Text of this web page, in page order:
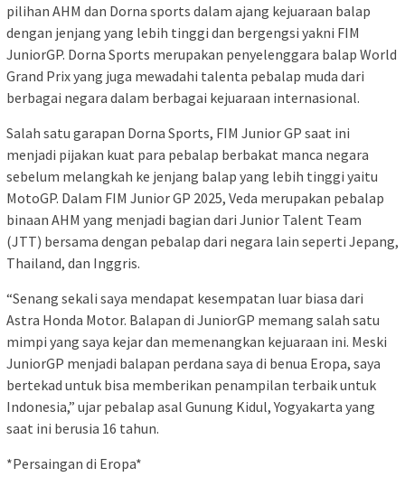
pilihan AHM dan Dorna sports dalam ajang kejuaraan balap
dengan jenjang yang lebih tinggi dan bergengsi yakni FIM
JuniorGP. Dorna Sports merupakan penyelenggara balap World
Grand Prix yang juga mewadahi talenta pebalap muda dari
berbagai negara dalam berbagai kejuaraan internasional.
Salah satu garapan Dorna Sports, FIM Junior GP saat ini
menjadi pijakan kuat para pebalap berbakat manca negara
sebelum melangkah ke jenjang balap yang lebih tinggi yaitu
MotoGP. Dalam FIM Junior GP 2025, Veda merupakan pebalap
binaan AHM yang menjadi bagian dari Junior Talent Team
(JTT) bersama dengan pebalap dari negara lain seperti Jepang,
Thailand, dan Inggris.
“Senang sekali saya mendapat kesempatan luar biasa dari
Astra Honda Motor. Balapan di JuniorGP memang salah satu
mimpi yang saya kejar dan memenangkan kejuaraan ini. Meski
JuniorGP menjadi balapan perdana saya di benua Eropa, saya
bertekad untuk bisa memberikan penampilan terbaik untuk
Indonesia,” ujar pebalap asal Gunung Kidul, Yogyakarta yang
saat ini berusia 16 tahun.
*Persaingan di Eropa*